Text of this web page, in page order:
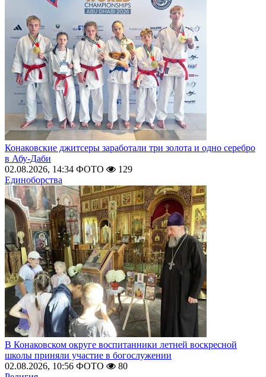
Конаковские джитсеры заработали три золота и одно серебро
в Абу-Даби
02.08.2026, 14:34 ФОТО
129
Единоборства
В Конаковском округе воспитанники летней воскресной
школы приняли участие в богослужении
02.08.2026, 10:56 ФОТО
80